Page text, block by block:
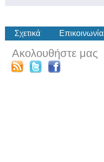
Σχετικά Επικοινωνία
Ακολουθήστε μας